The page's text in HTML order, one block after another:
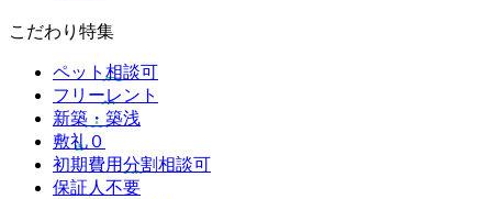
こだわり特集
ペット相談可
フリーレント
新築・築浅
敷礼０
初期費用分割相談可
保証人不要